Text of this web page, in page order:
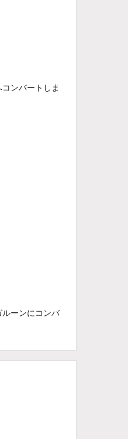
コンバートしま
ルーンにコンバ